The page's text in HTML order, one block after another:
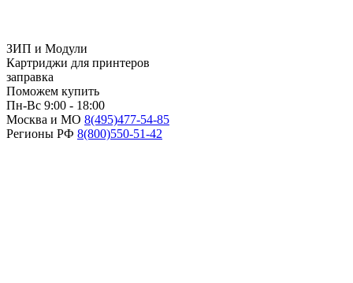
ЗИП и Модули
Картриджи для принтеров
заправка
Поможем купить
Пн-Вс 9:00 - 18:00
Москва и МО 8(495)477-54-85
Регионы РФ 8(800)550-51-42